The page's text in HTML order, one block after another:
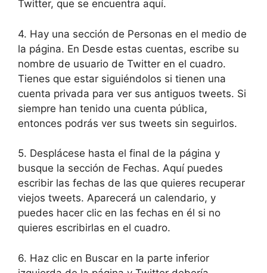
Twitter, que se encuentra aquí.
4. Hay una sección de Personas en el medio de
la página. En Desde estas cuentas, escribe su
nombre de usuario de Twitter en el cuadro.
Tienes que estar siguiéndolos si tienen una
cuenta privada para ver sus antiguos tweets. Si
siempre han tenido una cuenta pública,
entonces podrás ver sus tweets sin seguirlos.
5. Desplácese hasta el final de la página y
busque la sección de Fechas. Aquí puedes
escribir las fechas de las que quieres recuperar
viejos tweets. Aparecerá un calendario, y
puedes hacer clic en las fechas en él si no
quieres escribirlas en el cuadro.
6. Haz clic en Buscar en la parte inferior